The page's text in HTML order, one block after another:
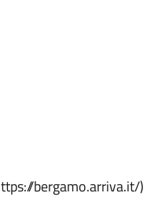
bergamo.arriva.it/)